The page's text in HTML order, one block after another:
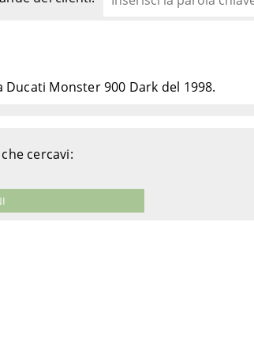
Monster 900 Dark del 1998.
cercavi: